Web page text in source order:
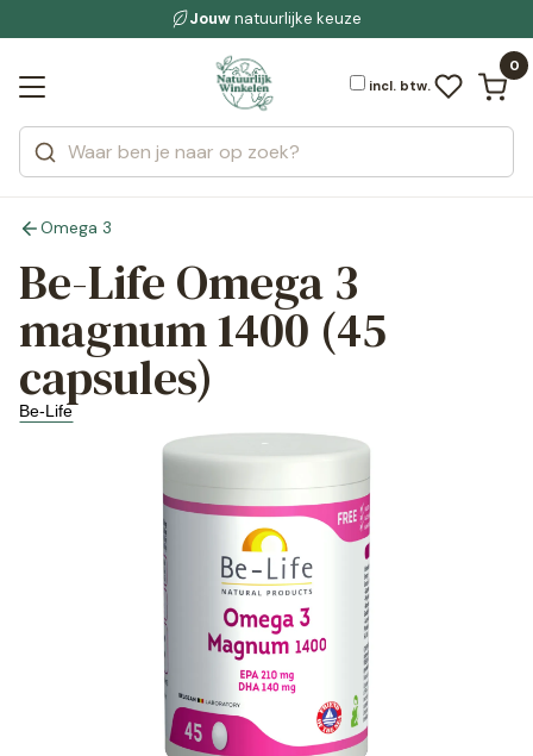
bewuste leefstijl
voor 19:00 uur besteld
Gratis bezorging
Jouwnatuurlijke keuze
incl. btw.
0
Zoeken
Categorieën
Merken
Bekijk alle resultaten
Omega 3
Be-Life Omega 3
magnum 1400 (45
capsules)
Be-Life